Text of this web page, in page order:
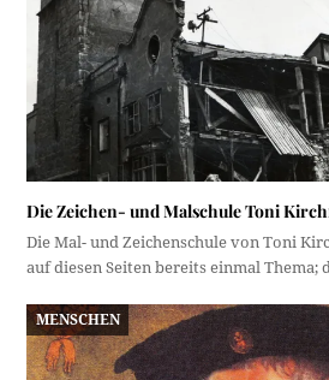
Die Zeichen- und Malschule Toni
Die Mal- und Zeichenschule von Toni
auf diesen Seiten bereits einmal Thema;
MENSCHEN